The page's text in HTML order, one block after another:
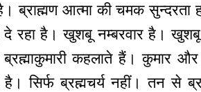
आत्मा की चमक सुन्दरता
है। खुशबू नम्बरवार है। खुशबू
कहलाते हैं। कुमार और
है। सिर्फ ब्रह्मचर्य नहीं। तन से